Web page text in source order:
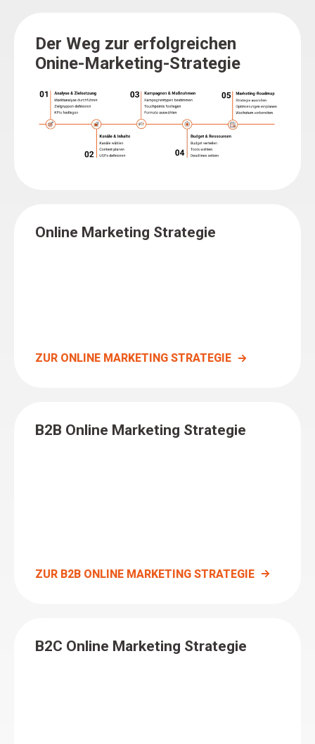
Der Weg zur erfolgreichen
Onine-Marketing-Strategie
Online Marketing Strategie
ZUR ONLINE MARKETING STRATEGIE
B2B Online Marketing Strategie
ZUR B2B ONLINE MARKETING STRATEGIE
B2C Online Marketing Strategie